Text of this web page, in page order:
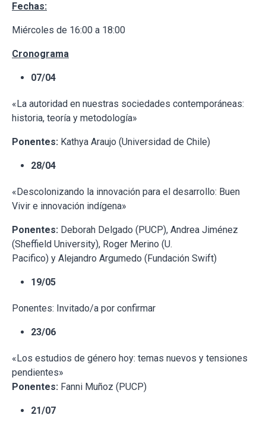
Fechas:
Miércoles de 16:00 a 18:00
Cronograma
07/04
«La autoridad en nuestras sociedades contemporáneas:
historia, teoría y metodología»
Ponentes: Kathya Araujo (Universidad de Chile)
28/04
«Descolonizando la innovación para el desarrollo: Buen
Vivir e innovación indígena»
Ponentes: Deborah Delgado (PUCP), Andrea Jiménez
(Sheffield University), Roger Merino (U.
Pacifico) y Alejandro Argumedo (Fundación Swift)
19/05
Ponentes: Invitado/a por confirmar
23/06
«Los estudios de género hoy: temas nuevos y tensiones
pendientes»
Ponentes: Fanni Muñoz (PUCP)
21/07